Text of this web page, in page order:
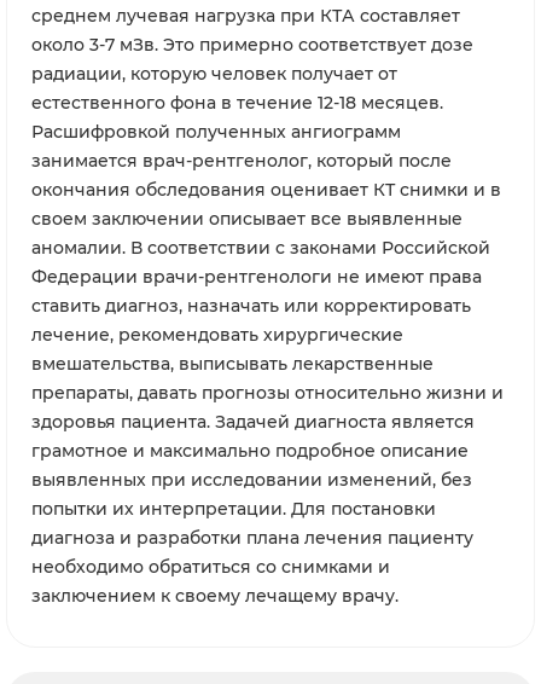
среднем лучевая нагрузка при КТА составляет
около 3-7 мЗв. Это примерно соответствует дозе
радиации, которую человек получает от
естественного фона в течение 12-18 месяцев.
Расшифровкой полученных ангиограмм
занимается врач-рентгенолог, который после
окончания обследования оценивает КТ снимки и в
своем заключении описывает все выявленные
аномалии. В соответствии с законами Российской
Федерации врачи-рентгенологи не имеют права
ставить диагноз, назначать или корректировать
лечение, рекомендовать хирургические
вмешательства, выписывать лекарственные
препараты, давать прогнозы относительно жизни и
здоровья пациента. Задачей диагноста является
грамотное и максимально подробное описание
выявленных при исследовании изменений, без
попытки их интерпретации. Для постановки
диагноза и разработки плана лечения пациенту
необходимо обратиться со снимками и
заключением к своему лечащему врачу.